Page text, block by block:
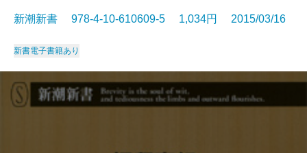
新潮新書 978-4-10-610609-5 1,034円 2015/03/16
新書電子書籍あり